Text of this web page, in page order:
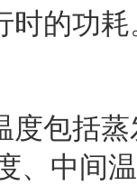
时的功耗
度包括
、中间